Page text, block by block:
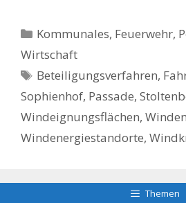
Kategorien
Kommunales, Feuerwehr,
Wirtschaft
Schlagwörter
Beteiligungsverfahren,
Sophienhof, Passade,
Windeignungsflächen,
Windenergiestandorte,
Themen